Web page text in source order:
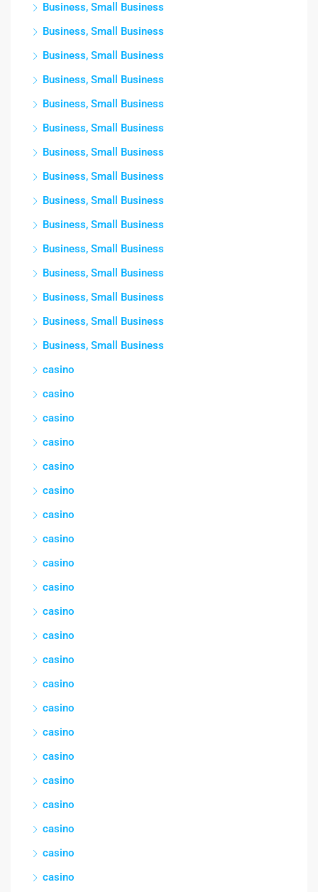
Business, Small Business
Business, Small Business
Business, Small Business
Business, Small Business
Business, Small Business
Business, Small Business
Business, Small Business
Business, Small Business
Business, Small Business
Business, Small Business
Business, Small Business
Business, Small Business
Business, Small Business
Business, Small Business
Business, Small Business
casino
casino
casino
casino
casino
casino
casino
casino
casino
casino
casino
casino
casino
casino
casino
casino
casino
casino
casino
casino
casino
casino